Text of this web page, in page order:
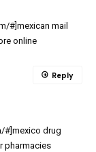
#]mexican mail
online
#]mexico drug
pharmacies
Reply